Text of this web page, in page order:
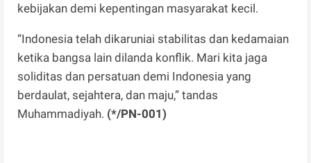
kebijakan demi kepentingan masyarakat kecil.
“Indonesia telah dikaruniai stabilitas dan kedamaian
ketika bangsa lain dilanda konflik. Mari kita jaga
soliditas dan persatuan demi Indonesia yang
berdaulat, sejahtera, dan maju,” tandas
Muhammadiyah. (*/PN-001)